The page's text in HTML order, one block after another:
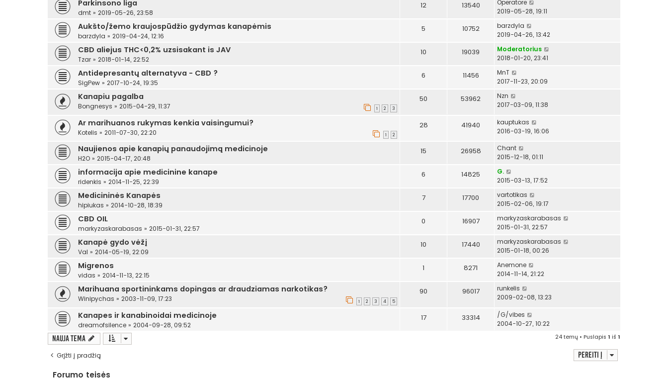
Parkinsono liga
dmt » 2019-05-26, 23:58
12 13540
Operatore
2019-05-28, 19:11
Aukšto/žemo kraujospūdžio gydymas kanapėmis
barzdyla » 2019-04-24, 12:16
5 10752
barzdyla
2019-04-26, 13:42
CBD aliejus THC<0,2% uzsisakant is JAV
Tzar » 2018-01-14, 22:52
10 19039
Moderatorius
2018-01-20, 23:41
Antidepresantų alternatyva - CBD ?
SigPew » 2017-10-24, 19:35
6 11456
MnT
2017-11-23, 20:09
Kanapiu pagalba
Bongnesys » 2015-04-29, 11:37 1 2 3
50 53962
Nzn
2017-03-09, 11:38
Ar marihuanos rukymas kenkia vaisingumui?
Kotelis » 2011-07-30, 22:20 1 2
28 41940
kauptukas
2016-03-19, 16:06
Naujienos apie kanapių panaudojimą medicinoje
H2O » 2015-04-17, 20:48
15 26958
Chant
2015-12-18, 01:11
informacija apie medicinine kanape
ridenkis » 2014-11-25, 22:39
6 14825
G.
2015-03-13, 17:52
Medicininės Kanapės
hipiukas » 2014-10-28, 18:39
7 17700
vartotikas
2015-02-06, 19:17
CBD OIL
markyzaskarabasas » 2015-01-31, 22:57
0 16907
markyzaskarabasas
2015-01-31, 22:57
Kanapė gydo vėžį
Val » 2014-05-19, 22:09
10 17440
markyzaskarabasas
2015-01-18, 00:26
Migrenos
vidas » 2014-11-13, 22:15
1 8271
Anemone
2014-11-14, 21:22
Marihuana sportininkams dopingas ar draudziamas narkotikas?
Winipychas » 2003-11-09, 17:23 1 2 3 4 5
90 96017
runkelis
2009-02-08, 13:23
Kanapes ir kanabinoidai medicinoje
dreamofsilence » 2004-09-28, 09:52
17 33314
/G/vibes
2004-10-27, 10:22
Nauja tema 24 temų • Puslapis 1 iš 1
Grįžti į pradžią Pereiti į
Forumo teisės